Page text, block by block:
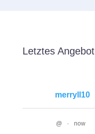
Letztes Angebot
merryll10
@ · now